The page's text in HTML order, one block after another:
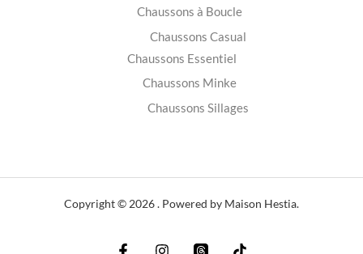
Chaussons à Boucle
Chaussons Casual
Chaussons Essentiel
Chaussons Minke
Chaussons Sillages
Copyright © 2026 . Powered by Maison Hestia.